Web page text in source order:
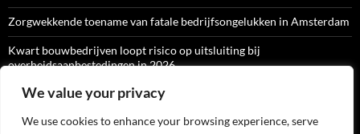
We value your privacy
We use cookies to enhance your browsing experience, serve
Zorgwekkende toename van fatale bedrijfsongelukken in Amsterdam
Kwart bouwbedrijven loopt risico op uitsluiting bij
overheidsaanbestedingen in 2026
ARBO-CATALOGI